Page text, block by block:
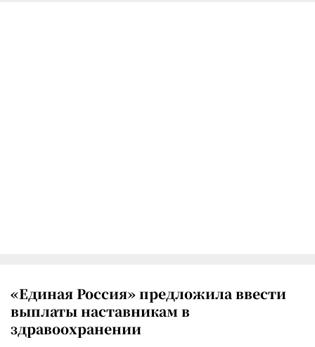
«Единая Россия» предложила ввести
выплаты наставникам в
здравоохранении